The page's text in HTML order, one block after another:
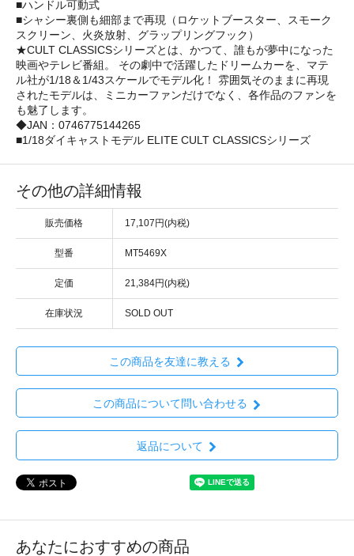
■ハンドル可動式
■シャシー裏側も細部まで再現（ロケットブースター、スモーク
スクリーン、火炎放射、グラップリングフック）
★CULT CLASSICSシリーズとは、かつて、誰もが夢中になった
映画やテレビ番組。 その劇中で活躍したドリームカーを、マテ
ル社が1/18＆1/43スケールでモデル化！ 雰囲気そのままに再現
されたモデルは、ミニカーファンだけでなく、各作品のファンを
も魅了します。
◆JAN：0746775144265
■1/18ダイキャストモデル ELITE CULT CLASSICSシリーズ
その他の詳細情報
販売価格 17,107円(内税)
型番 MT5469X
定価 21,384円(内税)
在庫状況 SOLD OUT
この商品を友達に教える
この商品について問い合わせる
返品について
あなたにおすすめの商品